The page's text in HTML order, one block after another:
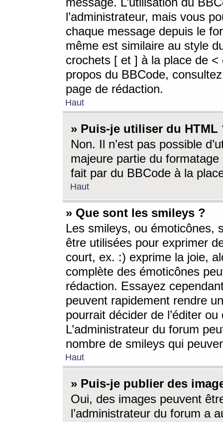
l’administrateur, mais vous
chaque message depuis le
même est similaire au style
crochets [ et ] à la place de <
propos du BBCode,
page de rédaction.
Haut
» Puis-je utiliser du HTML
Non. Il n’est pas possible
majeure partie du
fait par du BBCode à la
Haut
» Que sont les smileys ?
Les smileys, ou émoticônes,
être utilisées pour exprimer
court, ex. :) exprime la joie,
complète des émoticônes
rédaction. Essayez
peuvent rapidement rendre
pourrait décider de l’éditer
L’administrateur du forum
nombre de smileys qui
Haut
» Puis-je publier des
Oui, des images peuvent
l’administrateur du forum a